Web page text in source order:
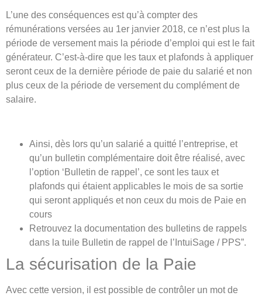
L’une des conséquences est qu’à compter des
rémunérations versées au 1er janvier 2018, ce n’est plus la
période de versement mais la période d’emploi qui est le fait
générateur. C’est-à-dire que les taux et plafonds à appliquer
seront ceux de la dernière période de paie du salarié et non
plus ceux de la période de versement du complément de
salaire.
Ainsi, dès lors qu’un salarié a quitté l’entreprise, et
qu’un bulletin complémentaire doit être réalisé, avec
l’option ‘Bulletin de rappel’, ce sont les taux et
plafonds qui étaient applicables le mois de sa sortie
qui seront appliqués et non ceux du mois de Paie en
cours
Retrouvez la documentation des bulletins de rappels
dans la tuile Bulletin de rappel de l’IntuiSage / PPS”.
La sécurisation de la Paie
Avec cette version, il est possible de contrôler un mot de